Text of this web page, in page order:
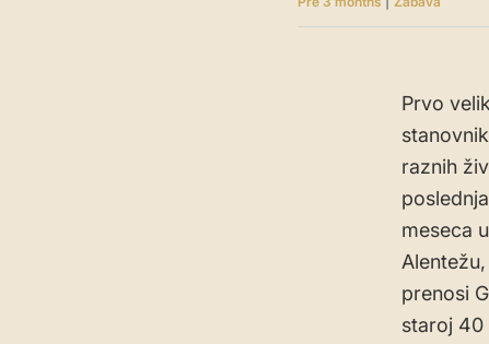
Prvo
raznih
meseca
prenosi
staroj 40